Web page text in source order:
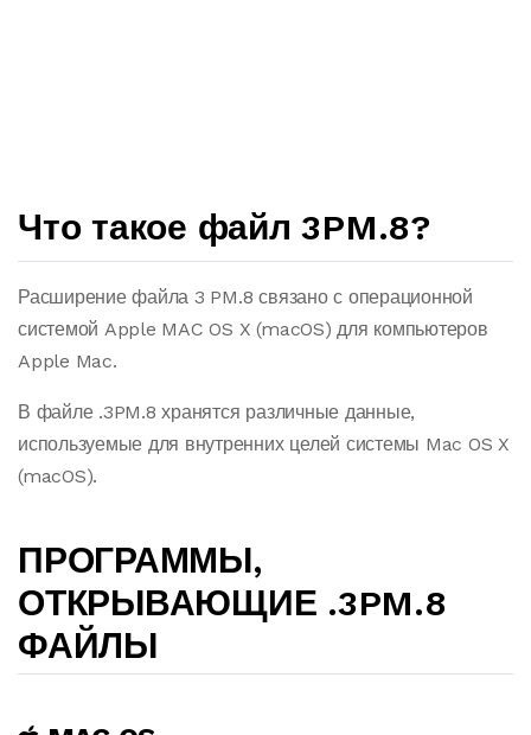
Что такое файл 3PM.8?
Расширение файла 3 PM.8 связано с операционной
системой Apple MAC OS X (macOS) для компьютеров
Apple Mac.
В файле .3PM.8 хранятся различные данные,
используемые для внутренних целей системы Mac OS X
(macOS).
ПРОГРАММЫ,
ОТКРЫВАЮЩИЕ .3PM.8
ФАЙЛЫ